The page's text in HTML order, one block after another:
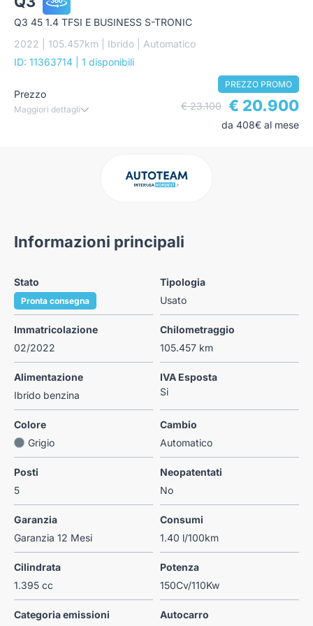
Q3 45 1.4 TFSI E BUSINESS S-TRONIC
2022 | 105.457km | Ibrido | Automatico
ID: 11363714
| 1 disponibili
Prezzo
Maggiori dettagli
PREZZO PROMO
€ 23.100 € 20.900
da 408€ al mese
Informazioni principali
Stato
Pronta consegna
Tipologia
Usato
Immatricolazione
02/2022
Chilometraggio
105.457 km
Alimentazione
Ibrido benzina
IVA Esposta
Si
Colore
Grigio
Cambio
Automatico
Posti
5
Neopatentati
No
Garanzia
Garanzia 12 Mesi
Consumi
1.40 l/100km
Cilindrata
1.395 cc
Potenza
150Cv/110Kw
Categoria emissioni
Autocarro